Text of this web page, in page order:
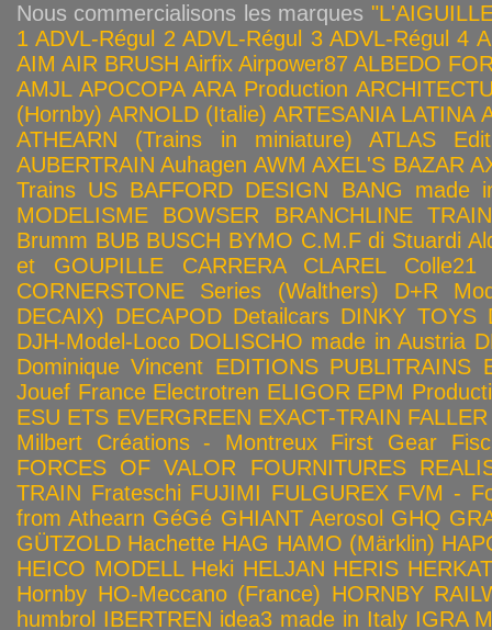
Nous commercialisons les marques
1 ADVL-Régul 2 ADVL-Régul 3 ADVL-Régul 4
AIM AIR BRUSH Airfix Airpower87 ALBEDO
AMJL APOCOPA ARA Production
(Hornby) ARNOLD (Italie) ARTESANIA LATINA
ATHEARN (Trains in miniature)
ATLAS
AUBERTRAIN Auhagen AWM AXEL'S BAZAR
Trains US BAFFORD DESIGN
BANG made
MODELISME
BOWSER
BRANCHLINE
Brumm BUB BUSCH BYMO C.M.F di Stuardi
et GOUPILLE
CARRERA CLAREL
Colle21
CORNERSTONE Series (Walthers)
D+R
DECAIX) DECAPOD Detailcars DINKY TOYS
DJH-Model-Loco DOLISCHO made in Austria
Dominique Vincent EDITIONS PUBLITRAINS
Jouef France Electrotren ELIGOR EPM
ESU ETS EVERGREEN EXACT-TRAIN FALLER
Milbert Créations - Montreux First Gear
FORCES OF VALOR
FOURNITURES
TRAIN Frateschi FUJIMI FULGUREX FVM -
from Athearn GéGé GHIANT Aerosol GHQ
GÜTZOLD Hachette HAG HAMO (Märklin)
HEICO MODELL Heki HELJAN HERIS HERKAT
Hornby HO-Meccano (France) HORNBY
humbrol IBERTREN idea3 made in Italy IGRA